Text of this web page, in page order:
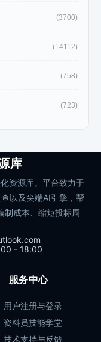
(3700)
(14112)
(758)
(723)
库
资源库。平台致力于
以及尖端AI引擎，帮
制成本、缩短投标周
- 18:00
服务中心
用户注册与登录
资料员技能学堂
技术支持与反馈